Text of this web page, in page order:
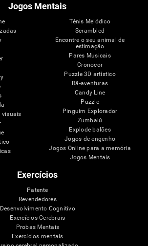
Jogos Mentais
visuais
Ténis Melódico
Scrambled
Encontre o seu animal de
estimação
Pares Musicais
Cronocor
Puzzle 3D artístico
Rã-aventuras
Candy Line
Puzzle
Pinguim Explorador
Zumbalú
Explode balões
Jogos de engenho
Jogos Online para a memória
Jogos Mentais
Exercícios
Patente
Revendedores
Desenvolvimento Cognitivo
Exercícios Cerebrais
Probas Mentais
Exercícios mentais